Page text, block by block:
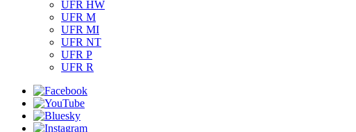
UFR HW
UFR M
UFR MI
UFR NT
UFR P
UFR R